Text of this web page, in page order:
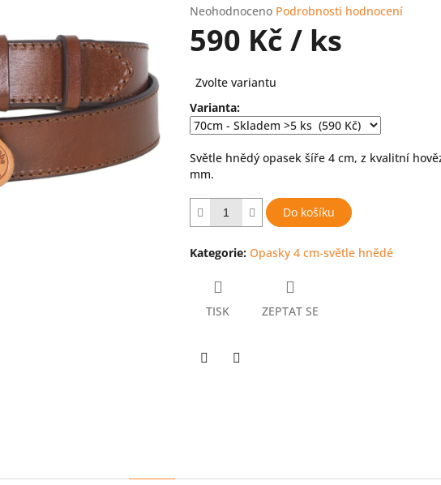
Průměrné
hodnocení
produktu
0,0
5
hvězdiček.
Neohodnoceno Podrobnosti hodnocení
590 Kč / ks
cena:
Zvolte variantu
Varianta:
Světle hnědý opasek šíře 4 cm, z kvalitní
mm.
Do košíku
Kategorie: Opasky 4 cm-světle hnědé
TISK ZEPTAT SE